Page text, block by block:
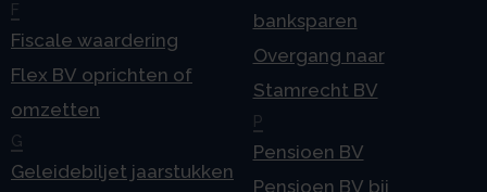
F
Fiscale waardering
Flex BV oprichten of
omzetten
G
Geleidebiljet jaarstukken
banksparen
Overgang naar
Stamrecht BV
P
Pensioen BV
Pensioen BV bij